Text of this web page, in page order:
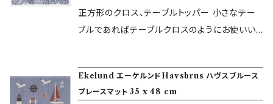
はすべてオーガニック（無農薬栽培による）の素
材を原料にしており、環境負荷のない製法で製
ログはこちらよりご覧いただけます。 https://w
ww.mizuiro-butik.jp/blog/2018/09/01/14
ルブランドです。 伝統的な技術をもとに、革新的
かつ自由な発想で製品を開発し続けています。
風合いと 使いやすさを増し、長く愛用いただけ
ます。 Veronica (ヴェロニカ) 薄いブルーに白
20 cm 素材： オーガニックコットン100% デザ
イン：Veronika Seipel この他、カタログからお
正方形のクロス、テーブルトッパー 小さなテー
ブルであればテーブルクロスのようにお使いい
などおしゃれなテーブルコーディネートを 楽し
めます。 しっかりとしたテーブルセンターはイン
Ekelund エーケルンドHavsbrus ハヴスブルース
プレースマット 35 x 48 cm